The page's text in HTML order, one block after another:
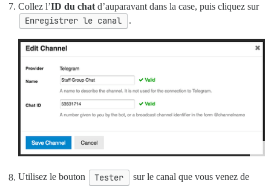
Collez l’ID du chat d’auparavant dans la case, puis cliquez sur
Enregistrer le canal .
Utilisez le bouton Tester
sur le canal que vous venez de